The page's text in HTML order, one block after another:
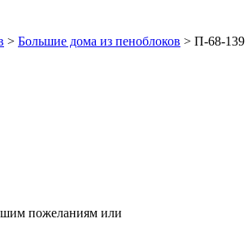
> Большие дома из пеноблоков > П-68-139
пожеланиям или